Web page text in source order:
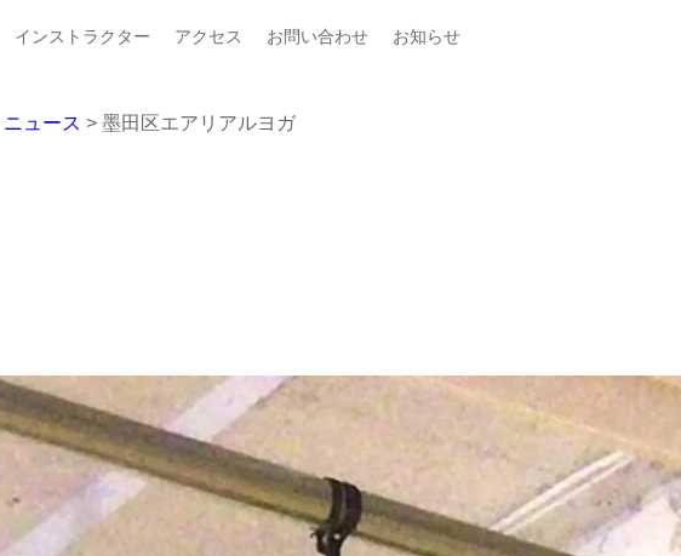
インストラクター アクセス お問い合わせ お知らせ
ニュース > 墨田区エアリアルヨガ